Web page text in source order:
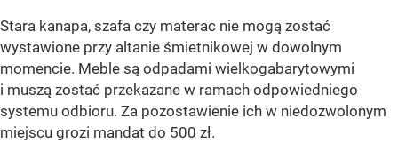
Stara kanapa, szafa czy materac nie mogą zostać
wystawione przy altanie śmietnikowej w dowolnym
momencie. Meble są odpadami wielkogabarytowymi
i muszą zostać przekazane w ramach odpowiedniego
systemu odbioru. Za pozostawienie ich w niedozwolonym
miejscu grozi mandat do 500 zł.